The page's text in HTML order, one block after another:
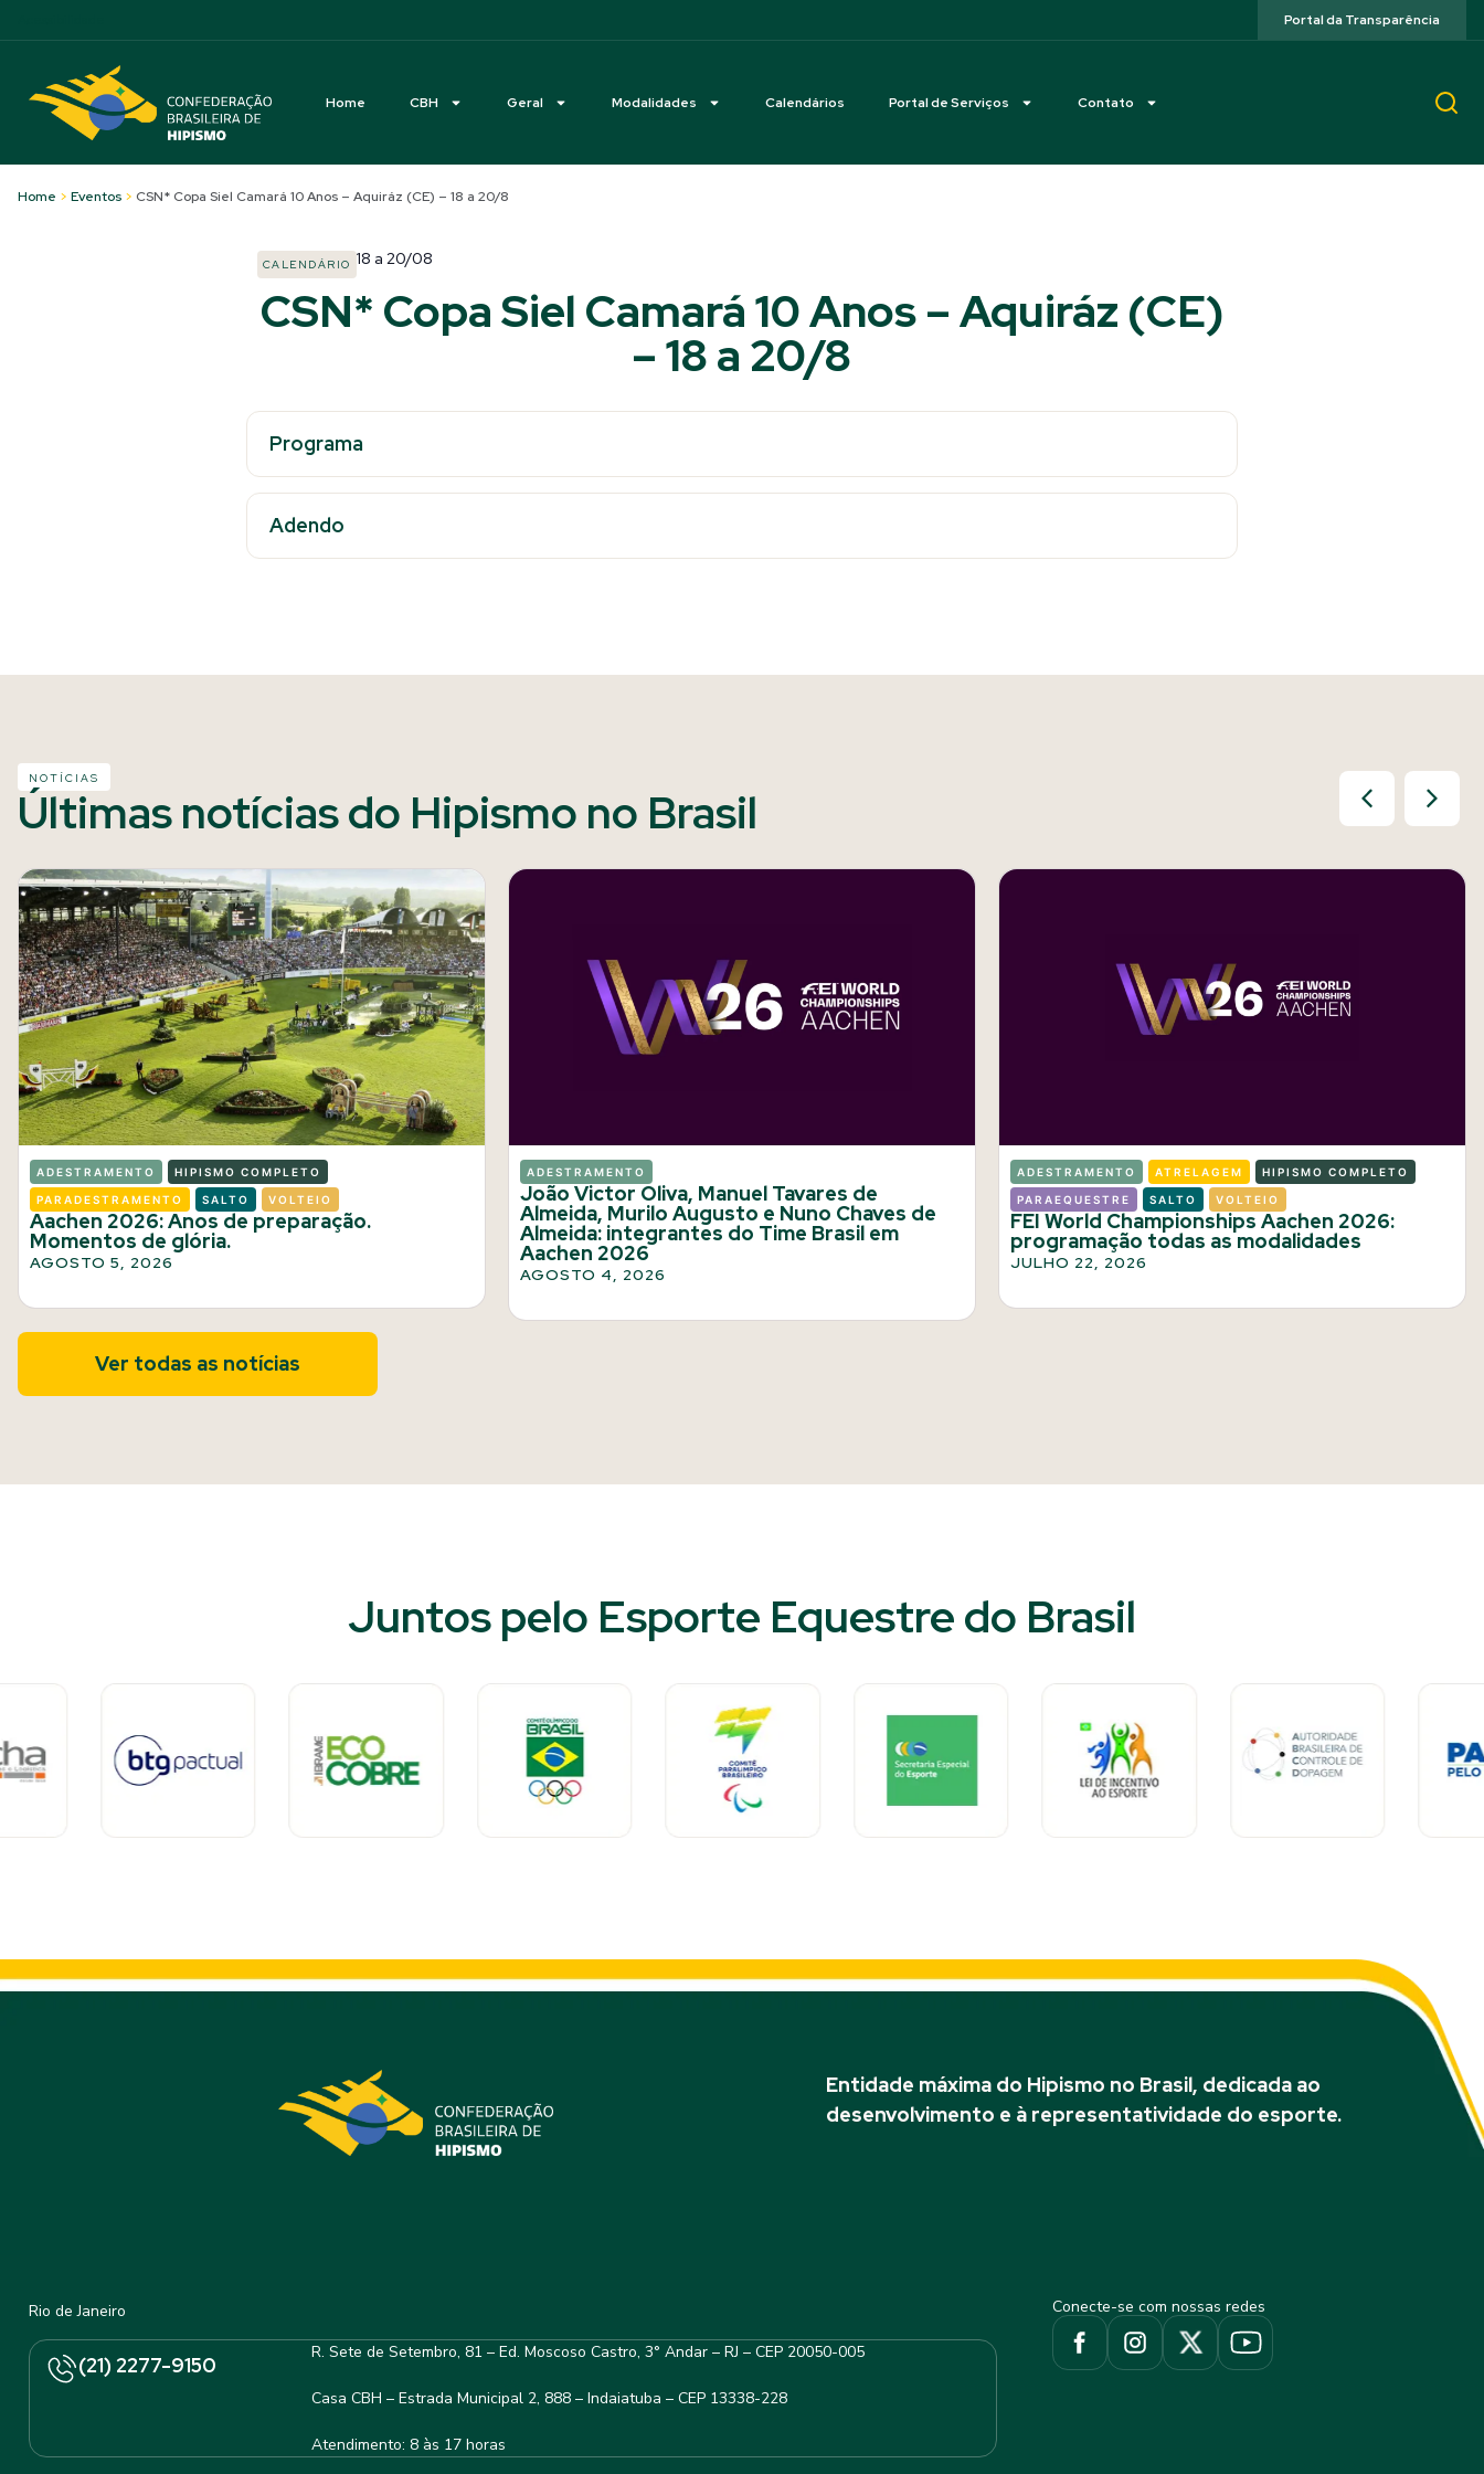
Portal da Transparência
Home CBH Geral Modalidades Calendários Portal de Serviços Contato
Home > Eventos > CSN* Copa Siel Camará 10 Anos – Aquiráz (CE) – 18 a 20/8
CALENDÁRIO 18 a 20/08
CSN* Copa Siel Camará 10 Anos – Aquiráz (CE)
– 18 a 20/8
Programa
Adendo
NOTÍCIAS
Últimas notícias do Hipismo no Brasil
ADESTRAMENTO HIPISMO COMPLETO
PARADESTRAMENTO SALTO VOLTEIO
Aachen 2026: Anos de preparação.
Momentos de glória.
AGOSTO 5, 2026
ADESTRAMENTO
João Victor Oliva, Manuel Tavares de
Almeida, Murilo Augusto e Nuno Chaves de
Almeida: integrantes do Time Brasil em
Aachen 2026
AGOSTO 4, 2026
ADESTRAMENTO ATRELAGEM HIPISMO COMPLETO
PARAEQUESTRE SALTO VOLTEIO
FEI World Championships Aachen 2026:
programação todas as modalidades
JULHO 22, 2026
Ver todas as notícias
Juntos pelo Esporte Equestre do Brasil​
Entidade máxima do Hipismo no Brasil, dedicada ao
desenvolvimento e à representatividade do esporte.
Rio de Janeiro
(21) 2277-9150
R. Sete de Setembro, 81 – Ed. Moscoso Castro, 3° Andar – RJ – CEP 20050-005
Casa CBH – Estrada Municipal 2, 888 – Indaiatuba – CEP 13338-228
Atendimento: 8 às 17 horas
Conecte-se com nossas redes